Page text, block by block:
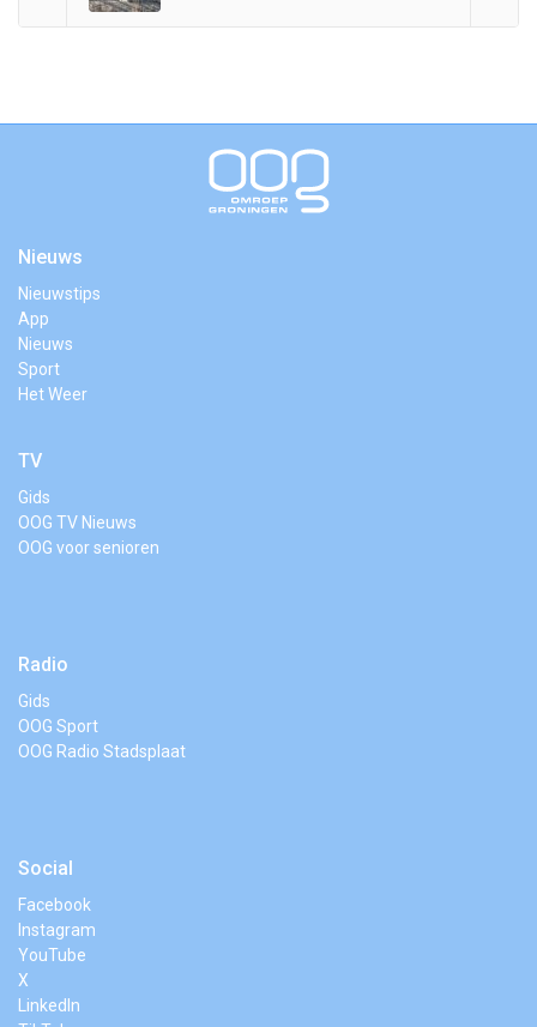
Nieuws
Nieuwstips
App
Nieuws
Sport
Het Weer
TV
Gids
OOG TV Nieuws
OOG voor senioren
Radio
Gids
OOG Sport
OOG Radio Stadsplaat
Social
Facebook
Instagram
YouTube
X
LinkedIn